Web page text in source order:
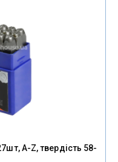
A-Z, твердість 58-